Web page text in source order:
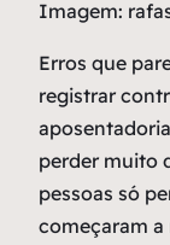
Imagem:
Erros que
registrar
perder muito
pessoas só
começaram a